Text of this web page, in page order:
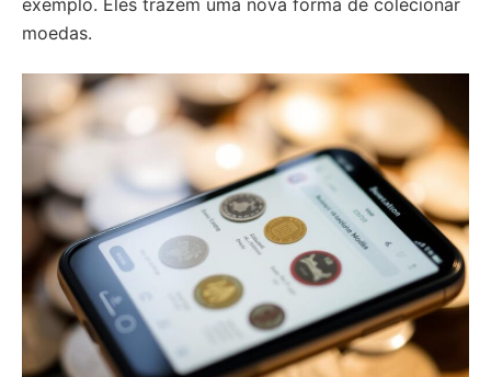
exemplo. Eles trazem uma nova forma de colecionar
moedas.